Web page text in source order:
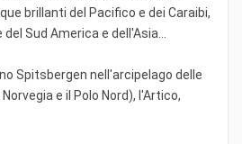
brillanti del Pacifico e dei Caraibi,
Sud America e dell'Asia...
Spitsbergen nell'arcipelago delle
e il Polo Nord), l'Artico,